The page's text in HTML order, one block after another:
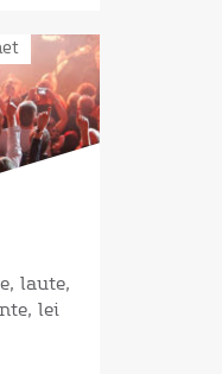
laute,
lei